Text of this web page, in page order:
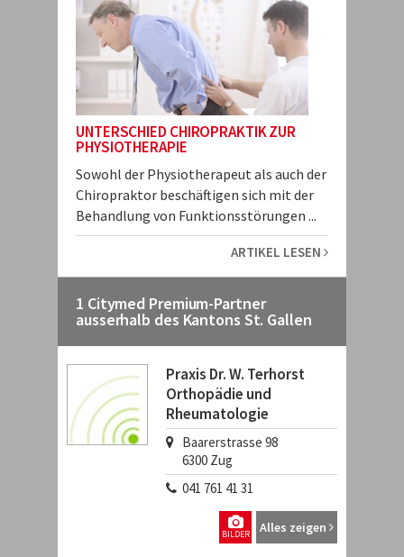
UNTERSCHIED CHIROPRAKTIK ZUR
PHYSIOTHERAPIE
Sowohl der Physiotherapeut als auch der
Chiropraktor beschäftigen sich mit der
Behandlung von Funktionsstörungen ...
ARTIKEL LESEN
1 Citymed Premium-Partner
ausserhalb des Kantons St. Gallen
Praxis Dr. W. Terhorst
Orthopädie und
Rheumatologie
Baarerstrasse 98
6300 Zug
041 761 41 31
Alles zeigen
BILDER